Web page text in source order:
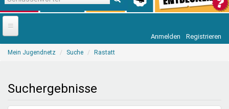
Startseite
Freizeit & Reisen
Anmelden Registrieren
Sie
Mein Jugendnetz Suche Rastatt
Suchergebnisse